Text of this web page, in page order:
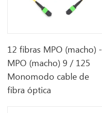
12 fibras MPO (macho) -
MPO (macho) 9 / 125
Monomodo cable de
fibra óptica